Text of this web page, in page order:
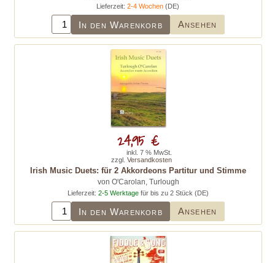
Lieferzeit:2-4 Wochen (DE)
In den Warenkorb Ansehen
Irish Music Duets: für 2 Akkordeons Partitur und Stimme
von O'Carolan, Turlough
Lieferzeit: 2-5 Werktage für bis zu 2 Stück (DE)
In den Warenkorb Ansehen
24,95 €
inkl. 7 % MwSt.
zzgl. Versandkosten